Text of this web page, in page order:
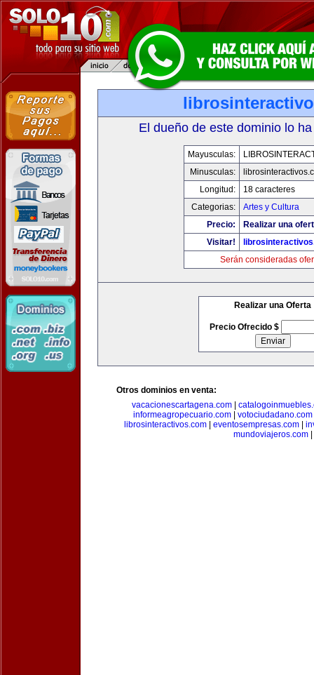
El dueño de este dominio lo
Mayusculas:
Minusculas:
Longitud:
18 caracteres
Categorias:
Artes y Cultura
Precio:
Realizar una
Visitar!
Serán consideradas
Realizar una Oferta
Precio Ofrecido $
Otros dominios en venta:
vacacionescartagena.com
informeagropecuario.com| votociudadano.com
librosinteractivos.com| eventosempresas.com|
mundoviajeros.com|